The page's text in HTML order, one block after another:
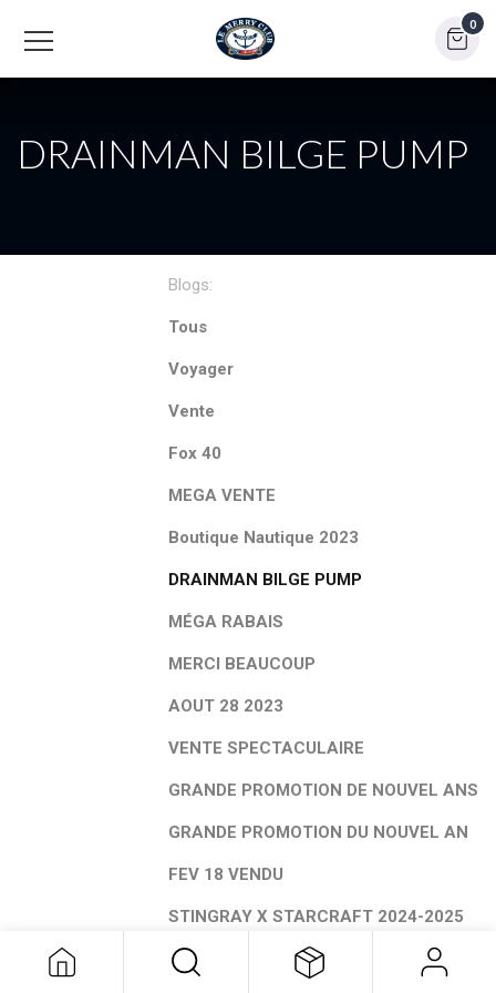
0
DRAINMAN BILGE PUMP
Blogs:
Tous
Voyager
Vente
Fox 40
MEGA VENTE
Boutique Nautique 2023
DRAINMAN BILGE PUMP
MÉGA RABAIS
MERCI BEAUCOUP
AOUT 28 2023
VENTE SPECTACULAIRE
GRANDE PROMOTION DE NOUVEL ANS
GRANDE PROMOTION DU NOUVEL AN
FEV 18 VENDU
STINGRAY X STARCRAFT 2024-2025